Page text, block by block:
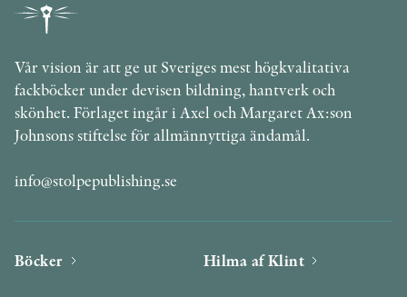
Vår vision är att ge ut Sveriges mest högkvalitativa
fackböcker under devisen bildning, hantverk och
skönhet. Förlaget ingår i Axel och Margaret Ax:son
Johnsons stiftelse för allmännyttiga ändamål.
info@stolpepublishing.se
Böcker Hilma af Klint